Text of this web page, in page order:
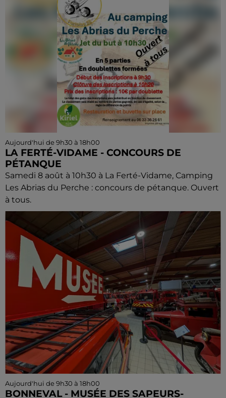
Aujourd'hui de 9h30 à 18h00
LA FERTÉ-VIDAME - CONCOURS DE
PÉTANQUE
Samedi 8 août à 10h30 à La Ferté-Vidame, Camping
Les Abrias du Perche : concours de pétanque. Ouvert
à tous.
Aujourd'hui de 9h30 à 18h00
BONNEVAL - MUSÉE DES SAPEURS-